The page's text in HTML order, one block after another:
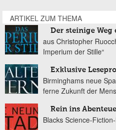
ARTIKEL ZUM THEMA
Der steinige Weg
aus Christopher
Imperium der Stille“
Exklusive
Birminghams neue
ferne Zukunft der
Rein ins
Blacks Science-